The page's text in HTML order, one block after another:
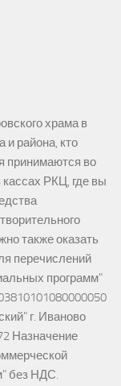
храма в
и района, кто
принимаются во
кассах РКЦ, где вы
также оказать
перечислений
программ"
г. Иваново
Назначение
без НДС.